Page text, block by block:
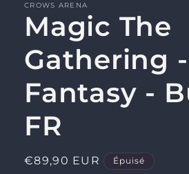
1
dans
une
fenêtre
modale
CROWS ARENA
Magic The
Gathering
Fantasy -
FR
Prix
€89,90 EUR Épuisé